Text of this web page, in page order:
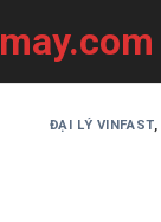
ĐẠI LÝ VINFAST,